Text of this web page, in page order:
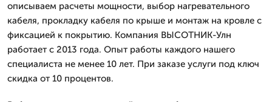
описываем расчеты мощности, выбор нагревательного
кабеля, прокладку кабеля по крыше и монтаж на кровле с
фиксацией к покрытию. Компания ВЫСОТНИК-Улн
работает с 2013 года. Опыт работы каждого нашего
специалиста не менее 10 лет. При заказе услуги под ключ
скидка от 10 процентов.